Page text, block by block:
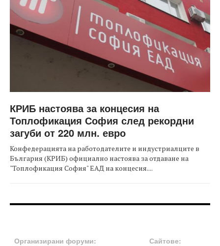
КРИБ настоява за концесия на
Топлофикация София след рекордни
загуби от 220 млн. евро
Конфедерацията на работодателите и индустриалците в
България (КРИБ) официално настоява за отдаване на
"Топлофикация София" ЕАД на концесия....
Организирани форуми: Сайтове: